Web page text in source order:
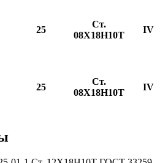
25
Ст.
08Х18Н10Т
IV
25
Ст.
08Х18Н10Т
IV